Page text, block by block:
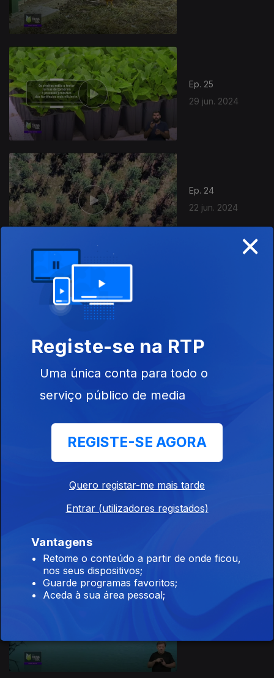
Ep. 25
29 jun. 2024
Ep. 24
22 jun. 2024
Ep. 21
768402
×
Registe-se na RTP
Uma única conta para todo o
serviço público de media
REGISTE-SE AGORA
Quero registar-me mais tarde
Entrar (utilizadores registados)
Vantagens
Retome o conteúdo a partir de onde ficou,
nos seus dispositivos;
Guarde programas favoritos;
Aceda à sua área pessoal;